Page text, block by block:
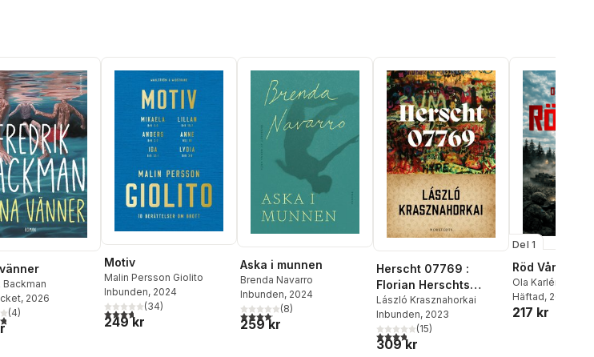
Backman
, 2026
5 stjärnor. Totalt antal röster:
(4)
Motiv
Malin Persson Giolito
Inbunden, 2024
3,7utav 5 stjärnor. Totalt antal röster:
(34)
249 kr
Aska i munnen
Brenda Navarro
Inbunden, 2024
4,1utav 5 stjärnor. Totalt antal röster:
(8)
259 kr
Herscht 07769 :
Florian Herschts
roman om Bach
László Krasznahorkai
Inbunden, 2023
3,8utav 5 stjärnor. Totalt antal röster:
(15)
309 kr
Del 1
Röd Vår
Ola Karlén
Häftad, 2026
217 kr